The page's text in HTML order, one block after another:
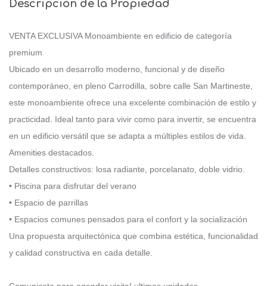
Descripción de la Propiedad
VENTA EXCLUSIVA Monoambiente en edificio de categoría
premium
Ubicado en un desarrollo moderno, funcional y de diseño
contemporáneo, en pleno Carrodilla, sobre calle San Martineste,
este monoambiente ofrece una excelente combinación de estilo y
practicidad. Ideal tanto para vivir como para invertir, se encuentra
en un edificio versátil que se adapta a múltiples estilos de vida.
Amenities destacados.
Detalles constructivos: losa radiante, porcelanato, doble vidrio.
• Piscina para disfrutar del verano
• Espacio de parrillas
• Espacios comunes pensados para el confort y la socialización
Una propuesta arquitectónica que combina estética, funcionalidad
y calidad constructiva en cada detalle.